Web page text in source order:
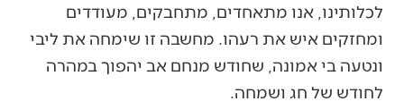
לכלותינו, אנו מתאחדים, מתחבקים, מעודדים
ומחזקים איש את רעהו. מחשבה זו שימחה את ליבי
ונטעה בי אמונה, שחודש מנחם אב יהפוך במהרה
לחודש של חג ושמחה.